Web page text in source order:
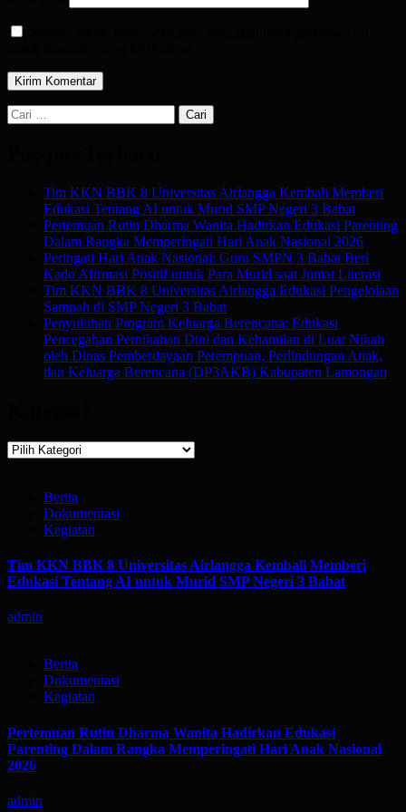
Cari
untuk:
Tim KKN BBK 8 Universitas Airlangga Kembali Memberi
Edukasi Tentang AI untuk Murid SMP Negeri 3 Babat
Pertemuan Rutin Dharma Wanita Hadirkan Edukasi Parenting
Dalam Rangka Memperingati Hari Anak Nasional 2026
Peringati Hari Anak Nasional: Guru SMPN 3 Babat Beri
Kado Afirmasi Positif untuk Para Murid saat Jumat Literasi
Tim KKN BBK 8 Universitas Airlangga Edukasi Pengelolaan
Sampah di SMP Negeri 3 Babat
Penyuluhan Program Keluarga Berencana: Edukasi
Pencegahan Pernikahan Dini dan Kehamilan di Luar Nikah
oleh Dinas Pemberdayaan Perempuan, Perlindungan Anak,
dan Keluarga Berencana (DP3AKB) Kabupaten Lamongan
Kategori
Berita
Dokumentasi
Kegiatan
Tim KKN BBK 8 Universitas Airlangga Kembali Memberi
Edukasi Tentang AI untuk Murid SMP Negeri 3 Babat
admin
Berita
Dokumentasi
Kegiatan
Pertemuan Rutin Dharma Wanita Hadirkan Edukasi
Parenting Dalam Rangka Memperingati Hari Anak Nasional
2026
admin